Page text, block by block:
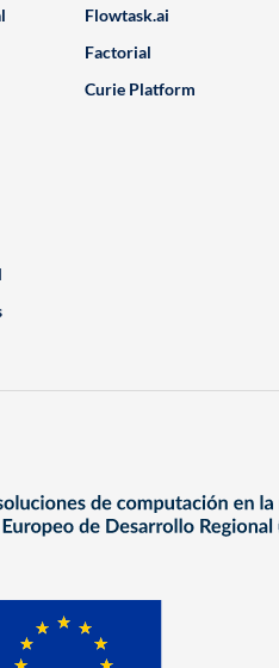
Flowtask.ai
Factorial
Curie Platform